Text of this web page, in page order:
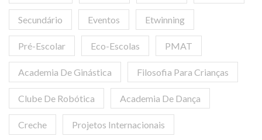
Secundário Eventos Etwinning
Pré-Escolar Eco-Escolas PMAT
Academia De Ginástica Filosofia Para Crianças
Clube De Robótica Academia De Dança
Creche Projetos Internacionais